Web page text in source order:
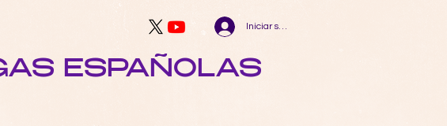
Iniciar sesión
ESPAÑOLAS